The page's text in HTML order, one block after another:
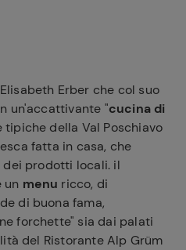
Erber che col suo
un'accattivante "cucina di
tipiche della Val Poschiavo
fatta in casa, che
prodotti locali. il
un menu ricco, di
di buona fama,
forchette" sia dai palati
del Ristorante Alp Grüm